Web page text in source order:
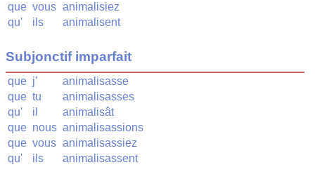
que vous animalisiez
qu'
ils animalisent
Subjonctif imparfait
que j'
animalisasse
que tu
animalisasses
qu'
il
animalisât
que nous animalisassions
que vous animalisassiez
qu'
ils animalisassent